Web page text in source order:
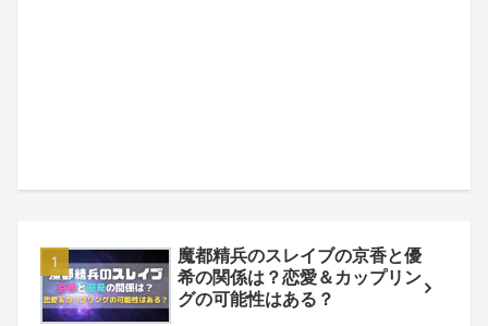
魔都精兵のスレイブの京香と優
希の関係は？恋愛＆カップリン
グの可能性はある？